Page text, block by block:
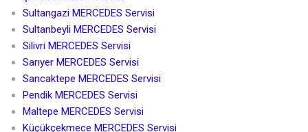
Sultangazi MERCEDES Servisi
Sultanbeyli MERCEDES Servisi
Silivri MERCEDES Servisi
Sarıyer MERCEDES Servisi
Sancaktepe MERCEDES Servisi
Pendik MERCEDES Servisi
Maltepe MERCEDES Servisi
Küçükçekmece MERCEDES Servisi